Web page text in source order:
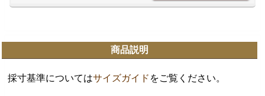
商品説明
採寸基準についてはサイズガイド をご覧ください。